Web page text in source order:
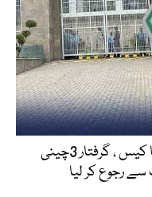
انسانی اعضا کی غیر قانونی فروخت کا کیس ، گرفتار 3چینی
رجوع کر لیا